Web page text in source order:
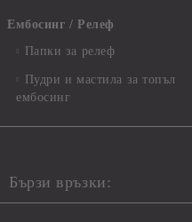
Ембосинг / Релеф
Папки за релеф
Пудри и мастила за топъл
ембосинг
Бързи връзки: